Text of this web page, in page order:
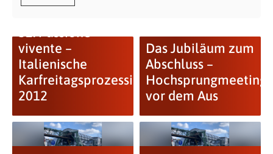
vivente –
Italienische
Karfreitagsprozession
2012
Das Jubiläum zum
Abschluss –
Hochsprungmeeting
vor dem Aus